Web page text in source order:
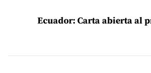
Ecuador: Carta abierta al